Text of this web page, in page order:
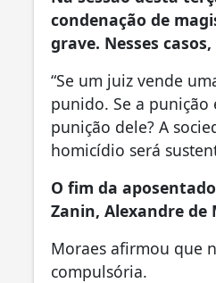
condenação de
grave. Nesses
“Se um juiz vende
punido. Se a
punição dele? A
homicídio será
O fim da
Zanin, Alexandre de
Moraes afirmou que
compulsória.